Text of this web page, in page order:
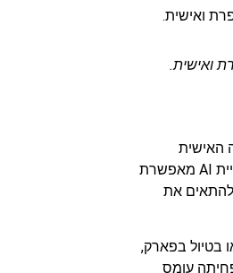
ואישית.
האישית
הדינמית. בניגוד למכשירים מסורתיים, שבהם ההגדרות נקבעות ברובן מראש, טכנולוגיית AI מאפשרת
את
בפארק,
עומס